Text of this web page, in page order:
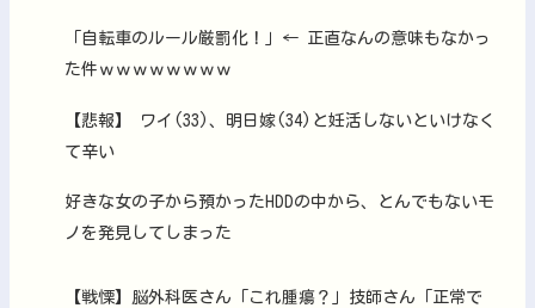
「自転車のルール厳罰化！」← 正直なんの意味もなかっ
た件ｗｗｗｗｗｗｗｗ
【悲報】 ワイ(33)、明日嫁(34)と妊活しないといけなく
て辛い
好きな女の子から預かったHDDの中から、とんでもないモ
ノを発見してしまった
【戦慄】脳外科医さん「これ腫瘍？」技師さん「正常で